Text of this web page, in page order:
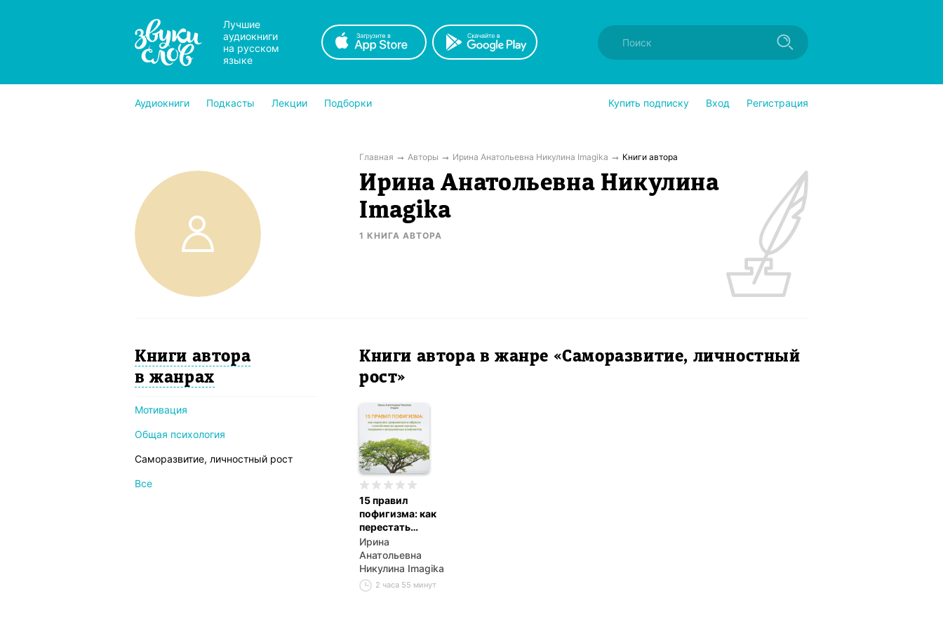
Лучшие
аудиокниги
на русском
языке
Аудиокниги Подкасты Лекции Подборки Купить подписку Вход Регистрация
Главная Авторы Ирина Анатольевна Никулина Imagika Книги автора
Ирина Анатольевна Никулина
Imagika
1 КНИГА АВТОРА
Книги автора
в жанрах
Мотивация
Общая психология
Саморазвитие, личностный рост
Все
Книги автора в жанре «Саморазвитие, личностный
рост»
15 правил
пофигизма: как
перестать
тревожиться и
обрести
спокойствие во
время кризиса,
пандемии и
Ирина
Анатольевна
Никулина Imagika
2 часа 55 минут